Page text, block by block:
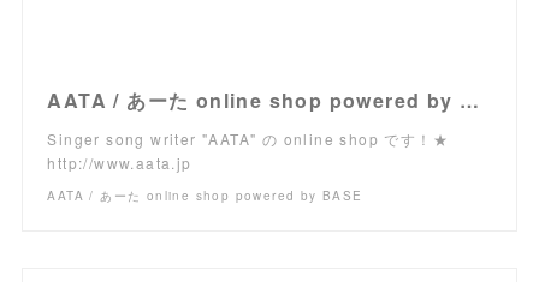
AATA / あーた online shop powered by BASE
Singer song writer "AATA" の online shop です！★
http://www.aata.jp
AATA / あーた online shop powered by BASE